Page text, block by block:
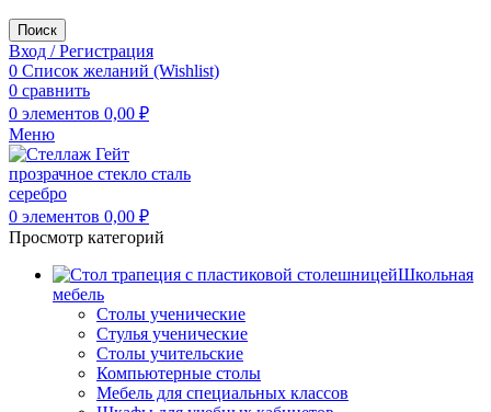
Поиск
Вход / Регистрация
0 Список желаний (Wishlist)
0 сравнить
0 элементов 0,00 ₽
Меню
0 элементов 0,00 ₽
Просмотр категорий
Школьная
мебель
Столы ученические
Стулья ученические
Столы учительские
Компьютерные столы
Мебель для специальных классов